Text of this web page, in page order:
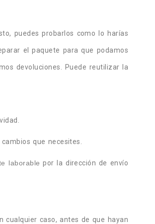
puedes probarlos como lo harías
el paquete para que podamos
devoluciones. Puede reutilizar la
que necesites.
laborable por la dirección de envío
cualquier caso, antes de que hayan